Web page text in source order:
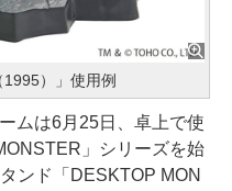
1995）」使用例
ムは6月25日、卓上で使
」シリーズを始
ンド「DESKTOP MON